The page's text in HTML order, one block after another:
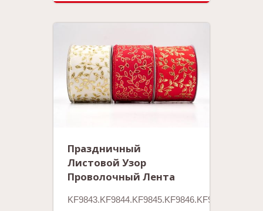
Праздничный
Листовой Узор
Проволочный Лента
KF9843.KF9844.KF9845.KF9846.KF9847